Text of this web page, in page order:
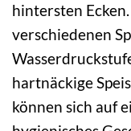
hintersten
verschiedenen
hartnäckige
können sich auf